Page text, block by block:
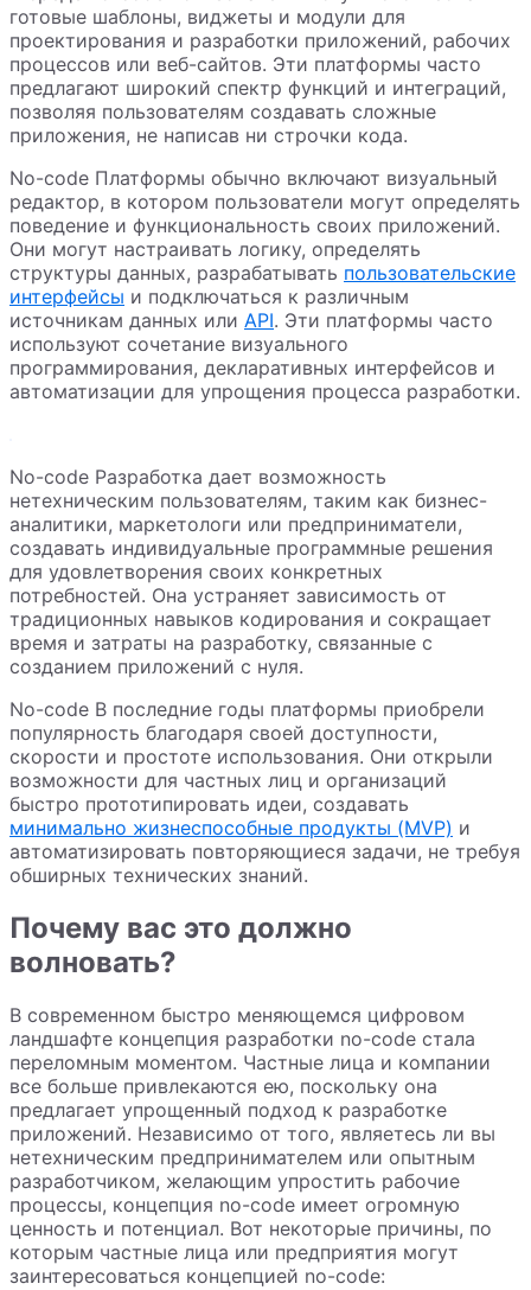
готовые шаблоны, виджеты и модули для
проектирования и разработки приложений, рабочих
процессов или веб-сайтов. Эти платформы часто
предлагают широкий спектр функций и интеграций,
позволяя пользователям создавать сложные
приложения, не написав ни строчки кода.
No-code Платформы обычно включают визуальный
редактор, в котором пользователи могут определять
поведение и функциональность своих приложений.
Они могут настраивать логику, определять
структуры данных, разрабатывать пользовательские
интерфейсы и подключаться к различным
источникам данных или API. Эти платформы часто
используют сочетание визуального
программирования, декларативных интерфейсов и
автоматизации для упрощения процесса разработки.
No-code Разработка дает возможность
нетехническим пользователям, таким как бизнес-
аналитики, маркетологи или предприниматели,
создавать индивидуальные программные решения
для удовлетворения своих конкретных
потребностей. Она устраняет зависимость от
традиционных навыков кодирования и сокращает
время и затраты на разработку, связанные с
созданием приложений с нуля.
No-code В последние годы платформы приобрели
популярность благодаря своей доступности,
скорости и простоте использования. Они открыли
возможности для частных лиц и организаций
быстро прототипировать идеи, создавать
минимально жизнеспособные продукты (MVP) и
автоматизировать повторяющиеся задачи, не требуя
обширных технических знаний.
Почему вас это должно
волновать?
В современном быстро меняющемся цифровом
ландшафте концепция разработки no-code стала
переломным моментом. Частные лица и компании
все больше привлекаются ею, поскольку она
предлагает упрощенный подход к разработке
приложений. Независимо от того, являетесь ли вы
нетехническим предпринимателем или опытным
разработчиком, желающим упростить рабочие
процессы, концепция no-code имеет огромную
ценность и потенциал. Вот некоторые причины, по
которым частные лица или предприятия могут
заинтересоваться концепцией no-code: